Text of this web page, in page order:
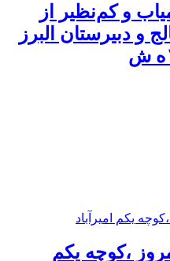
و کم‌نظیر از
و دبيرستان البرز
،کوچه یکم